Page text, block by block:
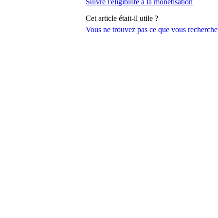
Vous ne trouvez pas ce que vous
Suivre l'éligibilité à la monétisation
Cet article était-il utile ?